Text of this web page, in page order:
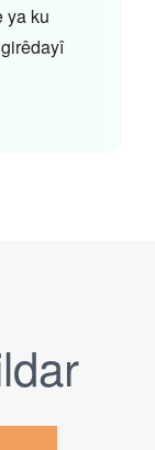
ya ku